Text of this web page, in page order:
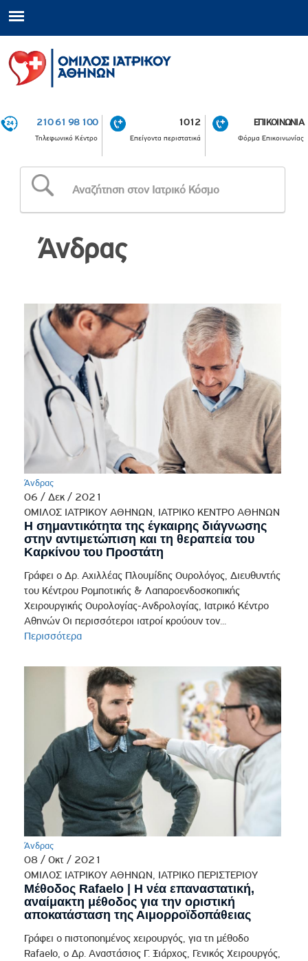
210 61 98 100
Τηλεφωνικό Κέντρο
1012
Επείγοντα περιστατικά
ΕΠΙΚΟΙΝΩΝΙΑ
Φόρμα Επικοινωνίας
Άνδρας
Άνδρας
06 / Δεκ / 2021
ΟΜΙΛΟΣ ΙΑΤΡΙΚΟΥ ΑΘΗΝΩΝ, ΙΑΤΡΙΚΟ ΚΕΝΤΡΟ ΑΘΗΝΩΝ
Η σημαντικότητα της έγκαιρης διάγνωσης
στην αντιμετώπιση και τη θεραπεία του
Καρκίνου του Προστάτη
Γράφει ο Δρ. Αχιλλέας Πλουμίδης Ουρολόγος, Διευθυντής
του Κέντρου Ρομποτικής & Λαπαροενδοσκοπικής
Χειρουργικής Ουρολογίας-Ανδρολογίας, Ιατρικό Κέντρο
Αθηνών Οι περισσότεροι ιατροί κρούουν τον...
Περισσότερα
Άνδρας
08 / Οκτ / 2021
ΟΜΙΛΟΣ ΙΑΤΡΙΚΟΥ ΑΘΗΝΩΝ, ΙΑΤΡΙΚΟ ΠΕΡΙΣΤΕΡΙΟΥ
Μέθοδος Rafaelo | Η νέα επαναστατική,
αναίμακτη μέθοδος για την οριστική
αποκατάσταση της Αιμορροϊδοπάθειας
Γράφει ο πιστοποημένος χειρουργός, για τη μέθοδο
Rafaelo, o Δρ. Αναστάσιος Γ. Ξιάρχος, Γενικός Χειρουργός,